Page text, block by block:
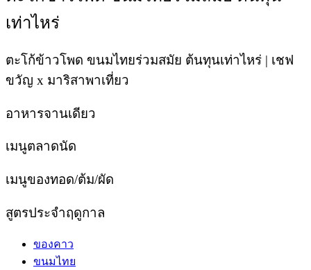
เท่าไหร่
ตะโก้ข้าวโพด ขนมไทยร่วมสมัย ต้นทุนเท่าไหร่ | เชฟ
ขวัญ x มาริสาพาเที่ยว
อาหารจานเดียว
เมนูตลาดนัด
เมนูของทอด/ต้ม/ผัด
สูตรประจำฤดูกาล
ของคาว
ขนมไทย